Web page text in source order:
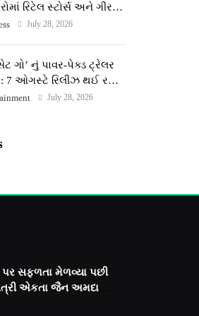
રિટેલ સ્ટોર્સ અને ગીર
વૈદિક વલોણા ઘી-દૂધની શુદ્ધ
July 28, 2026
ગો’ નું પાવર-પેક્ડ ટ્રેલર
7 ઓગસ્ટે રિલીઝ થઈ રહેલ
હાઇ-ટેક VFX જોવા
July 28, 2026
સફળતા મેળવ્યા પછી
એકતા જૈન અમદાવાદ
પોતાની પ્રતિભા